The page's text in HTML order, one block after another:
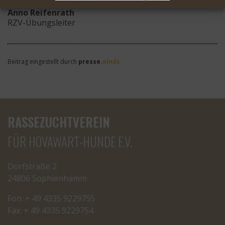
Anno Reifenrath
RZV-Übungsleiter
Beitrag eingestellt durch presse.olnds
RASSEZUCHTVEREIN
FÜR HOVAWART-HUNDE E.V.
Dorfstraße 2
24806 Sophienhamm
Fon: + 49 4335 9229755
Fax: + 49 4335 9229754